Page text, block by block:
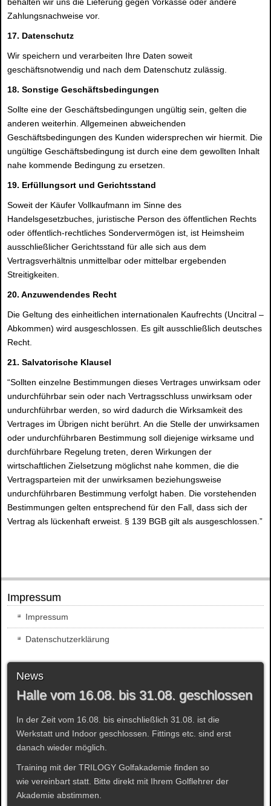
behalten wir uns die Lieferung gegen Vorkasse oder andere
Zahlungsnachweise vor.
17. Datenschutz
Wir speichern und verarbeiten Ihre Daten soweit
geschäftsnotwendig und nach dem Datenschutz zulässig.
18. Sonstige Geschäftsbedingungen
Sollte eine der Geschäftsbedingungen ungültig sein, gelten die
anderen weiterhin. Allgemeinen abweichenden
Geschäftsbedingungen des Kunden widersprechen wir hiermit. Die
ungültige Geschäftsbedingung ist durch eine dem gewollten Inhalt
nahe kommende Bedingung zu ersetzen.
19. Erfüllungsort und Gerichtsstand
Soweit der Käufer Vollkaufmann im Sinne des
Handelsgesetzbuches, juristische Person des öffentlichen Rechts
oder öffentlich-rechtliches Sondervermögen ist, ist Heimsheim
ausschließlicher Gerichtsstand für alle sich aus dem
Vertragsverhältnis unmittelbar oder mittelbar ergebenden
Streitigkeiten.
20. Anzuwendendes Recht
Die Geltung des einheitlichen internationalen Kaufrechts (Uncitral –
Abkommen) wird ausgeschlossen. Es gilt ausschließlich deutsches
Recht.
21. Salvatorische Klausel
“Sollten einzelne Bestimmungen dieses Vertrages unwirksam oder
undurchführbar sein oder nach Vertragsschluss unwirksam oder
undurchführbar werden, so wird dadurch die Wirksamkeit des
Vertrages im Übrigen nicht berührt. An die Stelle der unwirksamen
oder undurchführbaren Bestimmung soll diejenige wirksame und
durchführbare Regelung treten, deren Wirkungen der
wirtschaftlichen Zielsetzung möglichst nahe kommen, die die
Vertragsparteien mit der unwirksamen beziehungsweise
undurchführbaren Bestimmung verfolgt haben. Die vorstehenden
Bestimmungen gelten entsprechend für den Fall, dass sich der
Vertrag als lückenhaft erweist. § 139 BGB gilt als ausgeschlossen.”
Impressum
Impressum
Datenschutzerklärung
News
Halle vom 16.08. bis 31.08. geschlossen
In der Zeit vom 16.08. bis einschließlich 31.08. ist die
Werkstatt und Indoor geschlossen. Fittings etc. sind erst
danach wieder möglich.
Training mit der TRILOGY Golfakademie finden so
wie vereinbart statt. Bitte direkt mit Ihrem Golflehrer der
Akademie abstimmen.